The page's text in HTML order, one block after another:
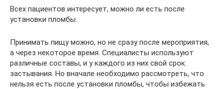
Всех пациентов интересует, можно ли есть после
установки пломбы.
Принимать пищу можно, но не сразу после мероприятия,
а через некоторое время. Специалисты используют
различные составы, и у каждого из них свой срок
застывания. Но вначале необходимо рассмотреть, что
нельзя есть после установки пломбы, чтобы избежать